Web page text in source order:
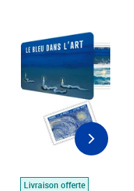
Livraison offerte